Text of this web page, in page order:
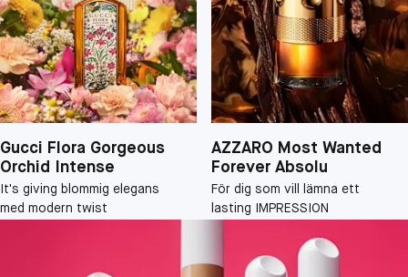
Gucci Flora Gorgeous
Orchid Intense
It's giving blommig elegans
med modern twist
AZZARO Most Wanted
Forever Absolu
För dig som vill lämna ett
lasting IMPRESSION